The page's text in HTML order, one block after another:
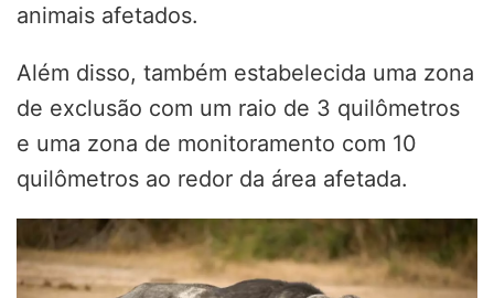
animais afetados.
Além disso, também estabelecida uma zona
de exclusão com um raio de 3 quilômetros
e uma zona de monitoramento com 10
quilômetros ao redor da área afetada.